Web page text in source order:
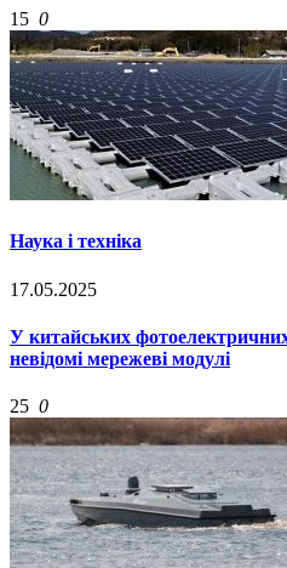
15 0
Наука і техніка
17.05.2025
У китайських
невідомі мережеві модулі
25 0